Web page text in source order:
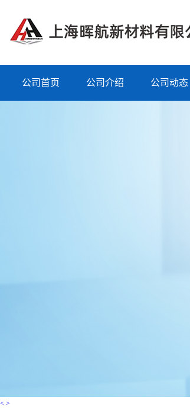
公司首页 公司介绍 公司动态
< >